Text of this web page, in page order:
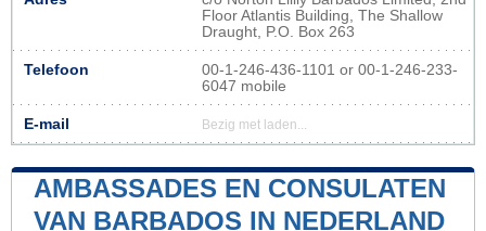
Floor Atlantis Building, The Shallow
Draught, P.O. Box 263
Telefoon
00-1-246-436-1101 or 00-1-246-233-
6047 mobile
E-mail Bezig met laden...
AMBASSADES EN CONSULATEN
VAN BARBADOS IN NEDERLAND